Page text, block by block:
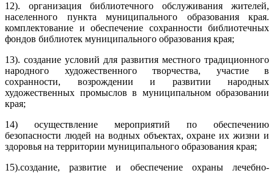
12). организация библиотечного обслуживания жителей,
населенного пункта муниципального образования края.
комплектование и обеспечение сохранности библиотечных
фондов библиотек муниципального образования края;
13). создание условий для развития местного традиционного
народного художественного творчества, участие в
сохранности, возрождении и развитии народных
художественных промыслов в муниципальном образовании
края;
14) осуществление мероприятий по обеспечению
безопасности людей на водных объектах, охране их жизни и
здоровья на территории муниципального образования края;
15).создание, развитие и обеспечение охраны лечебно-